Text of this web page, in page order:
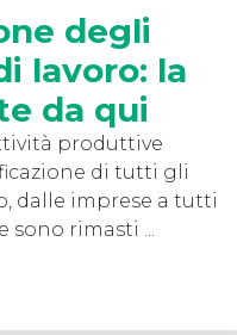
degli
lavoro: la
da qui
produttive
di tutti gli
dalle imprese a tutti
sono rimasti ...